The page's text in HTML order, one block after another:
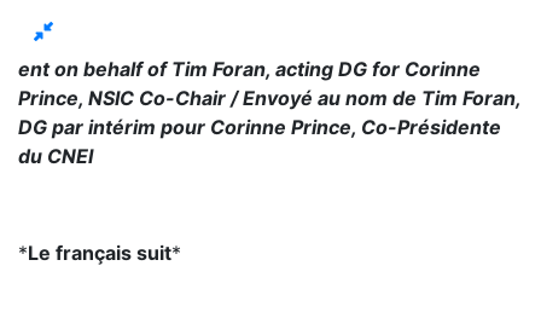
ent on behalf of Tim Foran, acting DG for Corinne
Prince, NSIC Co-Chair / Envoyé au nom de Tim Foran,
DG par intérim pour Corinne Prince, Co-Présidente
du CNEI
*Le français suit*